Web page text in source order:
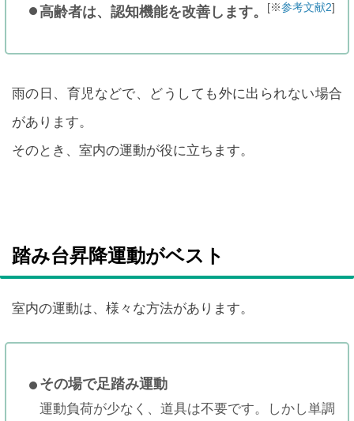
高齢者は、認知機能を改善します。 [※参考文献2]
雨の日、育児などで、どうしても外に出られない場合
があります。
そのとき、室内の運動が役に立ちます。
踏み台昇降運動がベスト
室内の運動は、様々な方法があります。
その場で足踏み運動
運動負荷が少なく、道具は不要です。しかし単調